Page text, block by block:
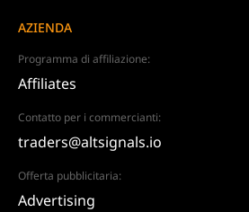
AZIENDA
Programma di affiliazione:
Affiliates
Contatto per i commercianti:
traders@altsignals.io
Offerta pubblicitaria:
Advertising